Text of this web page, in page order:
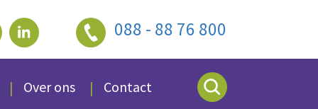
088 - 88 76 800
Over ons Contact